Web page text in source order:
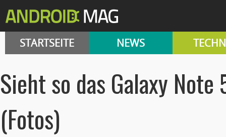
STARTSEITE NEWS
Sieht so das Galaxy Note
(Fotos)